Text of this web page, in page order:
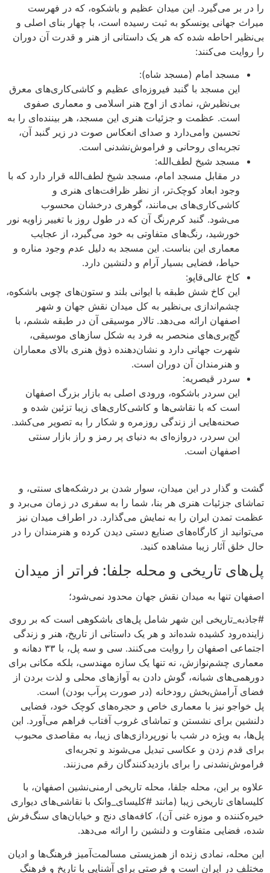
را در بر می‌گیرد. این میدان عظیم و باشکوه، که در فهرست
میراث جهانی یونسکو به ثبت رسیده است، با چهار بنای اصلی و
بی‌نظیر احاطه شده که هر یک داستانی از هنر و قدرت آن دوران
را روایت می‌کنند:
مسجد امام (مسجد شاه):
این مسجد با گنبد فیروزه‌ای عظیم و کاشی‌کاری‌های معرق
بی‌نظیرش، نمادی از اوج هنر اسلامی و معماری صفوی
است. عظمت و جزئیات هنری این مسجد، هر بیننده‌ای را به
تحسین وامی‌دارد و صدای انعکاس صوت در زیر گنبد آن،
تجربه‌ای روحانی و فراموش‌نشدنی است.
مسجد شیخ لطف‌الله:
در مقابل مسجد امام، مسجد شیخ لطف‌الله قرار دارد که با
وجود ابعاد کوچک‌تر، از نظر ظرافت‌های هنری و
کاشی‌کاری‌های بی‌مانند، گوهری درخشان محسوب
می‌شود. گنبد کرم‌رنگ آن که در طول روز با تغییر زاویه نور
خورشید، رنگ‌های متفاوتی به خود می‌گیرد، از عجایب
معماری این بناست. این مسجد به دلیل عدم وجود مناره و
حیاط، فضایی بسیار آرام و دلنشین دارد.
کاخ عالی‌قاپو:
این کاخ شش طبقه با ایوانی بلند و ستون‌های چوبی باشکوه،
چشم‌اندازی بی‌نظیر به کل میدان نقش جهان و شهر
اصفهان ارائه می‌دهد. تالار موسیقی آن در طبقه ششم، با
گچ‌بری‌های منحصر به فرد به شکل سازهای موسیقی،
شهرت جهانی دارد و نشان‌دهنده ذوق هنری بالای معماران
و هنرمندان آن دوران است.
سردر قیصریه:
این سردر باشکوه، ورودی اصلی به بازار بزرگ اصفهان
است که با نقاشی‌ها و کاشی‌کاری‌های زیبا تزئین شده و
صحنه‌هایی از زندگی روزمره و شکار را به تصویر می‌کشد.
این سردر، دروازه‌ای به دنیای پر رمز و راز بازار سنتی
اصفهان است.
گشت و گذار در این میدان، سوار شدن بر درشکه‌های سنتی، و
تماشای جزئیات هنری هر بنا، شما را به سفری در زمان می‌برد و
عظمت تمدن ایران را به نمایش می‌گذارد. در اطراف میدان نیز
می‌توانید از کارگاه‌های صنایع دستی دیدن کرده و هنرمندان را در
حال خلق آثار زیبا مشاهده کنید.
پل‌های تاریخی و محله جلفا: فراتر از میدان
اصفهان تنها به میدان نقش جهان محدود نمی‌شود؛
#جاذبه_تاریخی این شهر شامل پل‌های باشکوهی است که بر روی
زاینده‌رود کشیده شده‌اند و هر یک داستانی از تاریخ، هنر و زندگی
اجتماعی اصفهان را روایت می‌کنند. سی و سه پل، با ۳۳ دهانه و
معماری چشم‌نوازش، نه تنها یک سازه مهندسی، بلکه مکانی برای
دورهمی‌های شبانه، گوش دادن به آوازهای محلی و لذت بردن از
فضای آرامش‌بخش رودخانه (در صورت پرآب بودن) است.
پل خواجو نیز با معماری خاص و حجره‌های کوچک خود، فضایی
دلنشین برای نشستن و تماشای غروب آفتاب فراهم می‌آورد. این
پل‌ها، به ویژه در شب با نورپردازی‌های زیبا، به مقاصدی محبوب
برای قدم زدن و عکاسی تبدیل می‌شوند و تجربه‌ای
فراموش‌نشدنی را برای بازدیدکنندگان رقم می‌زنند.
علاوه بر این، محله جلفا، محله تاریخی ارمنی‌نشین اصفهان، با
کلیساهای تاریخی زیبا (مانند #کلیسای_وانک با نقاشی‌های دیواری
خیره‌کننده و موزه غنی آن)، کافه‌های دنج و خیابان‌های سنگ‌فرش
شده، فضایی متفاوت و دلنشین را ارائه می‌دهد.
این محله، نمادی زنده از همزیستی مسالمت‌آمیز فرهنگ‌ها و ادیان
مختلف در ایران است و فرصتی برای آشنایی با تاریخ و فرهنگ